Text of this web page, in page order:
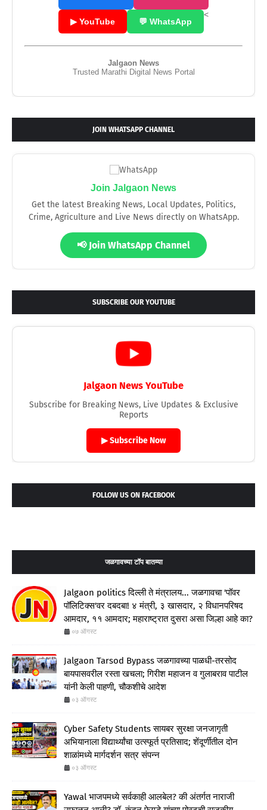
▶ YouTube 💬 WhatsApp
<
Jalgaon News
Trusted Marathi Digital News Portal
JOIN WHATSAPP CHANNEL
Join Jalgaon News
Get the latest Breaking News, Local Updates, Politics,
Crime, Agriculture and Live News directly on WhatsApp.
📢 Join WhatsApp Channel
SUBSCRIBE OUR YOUTUBE
Jalgaon News YouTube
Subscribe for Breaking News, Live Updates & Exclusive
Reports
▶ Subscribe Now
FOLLOW US ON FACEBOOK
जळगावच्या टॉप बातम्या
Jalgaon politics दिल्ली ते मंत्रालय... जळगावचा 'पॉवर
पॉलिटिक्स'वर दबदबा! ४ मंत्री, ३ खासदार, २ विधानपरिषद
आमदार, ११ आमदार; महाराष्ट्रात दुसरा असा जिल्हा आहे का?
०७ ऑगस्ट
Jalgaon Tarsod Bypass जळगावच्या पाळधी-तरसोद
बायपासवरील रस्ता खचला; गिरीश महाजन व गुलाबराव पाटील
यांनी केली पाहणी, चौकशीचे आदेश
०३ ऑगस्ट
Cyber Safety Students सायबर सुरक्षा जनजागृती
अभियानाला विद्यार्थ्यांचा उत्स्फूर्त प्रतिसाद; शेंदूर्णीतील दोन
शाळांमध्ये मार्गदर्शन सत्र संपन्न
०३ ऑगस्ट
Yawal भाजपमध्ये सर्वकाही आलबेल? की अंतर्गत नाराजी